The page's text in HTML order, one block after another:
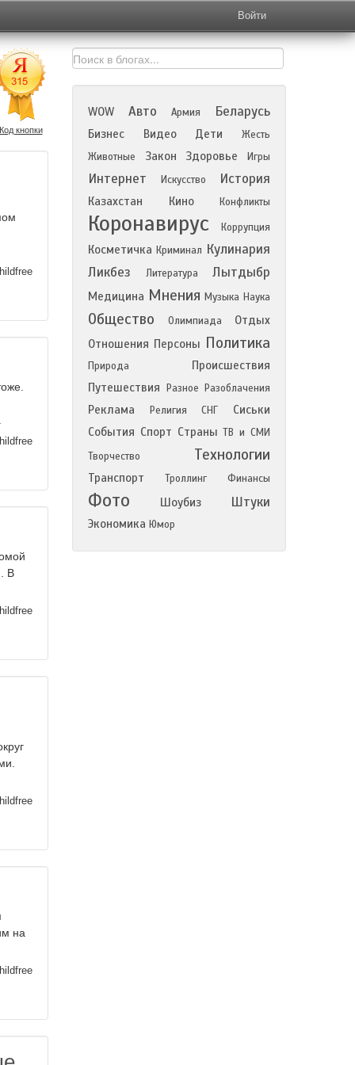
Войти
Код кнопки
В
на
WOW Авто Армия Беларусь
Бизнес Видео Дети
Жесть
Животные
Закон Здоровье Игры
Интернет Искусство История
Казахстан Кино Конфликты
Коронавирус Коррупция
Косметичка Криминал Кулинария
Ликбез
Литература Лытдыбр
Медицина Мнения Музыка Наука
Общество Олимпиада
Отдых
Отношения Персоны Политика
Природа
Происшествия
Путешествия
Разное Разоблачения
Реклама Религия СНГ
Сиськи
События Спорт Страны ТВ и СМИ
Творчество
Технологии
Транспорт Троллинг Финансы
Фото Шоубиз Штуки
Экономика Юмор